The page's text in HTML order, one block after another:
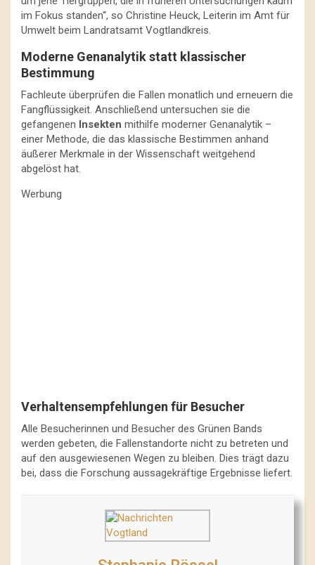
im Fokus standen“, so Christine Heuck, Leiterin im Amt für
Umwelt beim Landratsamt Vogtlandkreis.
Moderne Genanalytik statt klassischer
Bestimmung
Fachleute überprüfen die Fallen monatlich und erneuern die
Fangflüssigkeit. Anschließend untersuchen sie die
gefangenen Insekten mithilfe moderner Genanalytik –
einer Methode, die das klassische Bestimmen anhand
äußerer Merkmale in der Wissenschaft weitgehend
abgelöst hat.
Werbung
Verhaltensempfehlungen für Besucher
Alle Besucherinnen und Besucher des Grünen Bands
werden gebeten, die Fallenstandorte nicht zu betreten und
auf den ausgewiesenen Wegen zu bleiben. Dies trägt dazu
bei, dass die Forschung aussagekräftige Ergebnisse liefert.